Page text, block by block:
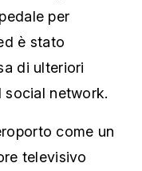
per
è stato
di ulteriori
network.
come un
televisivo